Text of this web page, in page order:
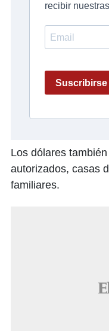
Los dólares
autorizados, casas
familiares.